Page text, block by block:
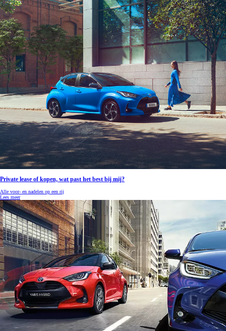
Private lease of kopen, wat past het best bij mij?
Alle voor- en nadelen op een rij
Lees meer